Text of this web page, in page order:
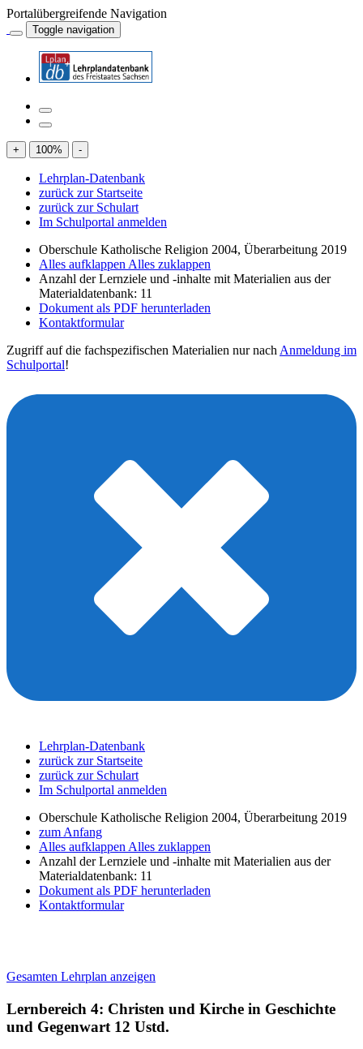
Portalübergreifende Navigation
Toggle navigation
+ 100% -
Lehrplan-Datenbank
zurück zur Startseite
zurück zur Schulart
Im Schulportal anmelden
Oberschule Katholische Religion 2004, Überarbeitung 2019
Alles aufklappen Alles zuklappen
Anzahl der Lernziele und -inhalte mit Materialien aus der
Materialdatenbank: 11
Dokument als PDF herunterladen
Kontaktformular
Zugriff auf die fachspezifischen Materialien nur nach Anmeldung im
Schulportal!
Lehrplan-Datenbank
zurück zur Startseite
zurück zur Schulart
Im Schulportal anmelden
Oberschule Katholische Religion 2004, Überarbeitung 2019
zum Anfang
Alles aufklappen Alles zuklappen
Anzahl der Lernziele und -inhalte mit Materialien aus der
Materialdatenbank: 11
Dokument als PDF herunterladen
Kontaktformular
Gesamten Lehrplan anzeigen
Lernbereich 4: Christen und Kirche in Geschichte
und Gegenwart 12 Ustd.